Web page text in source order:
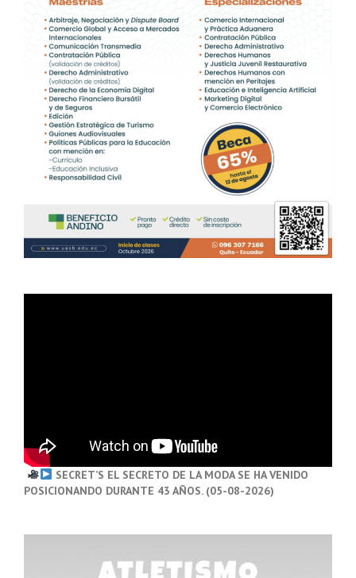
SECRET’S EL SECRETO DE LA MODA SE HA VENIDO
POSICIONANDO DURANTE 43 AÑOS. (05-08-2026)